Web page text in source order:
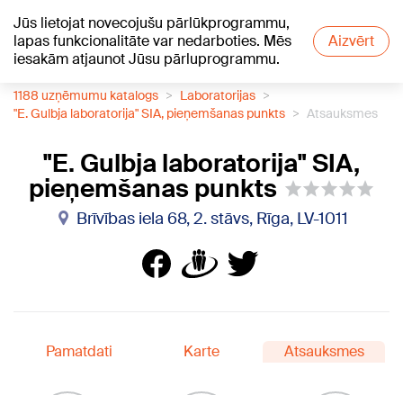
Jūs lietojat novecojušu pārlūkprogrammu,
lapas funkcionalitāte var nedarboties. Mēs
iesakām atjaunot Jūsu pārluprogrammu.
Aizvērt
+19°C
1188 uzņēmumu katalogs
Laboratorijas
"E. Gulbja laboratorija" SIA, pieņemšanas punkts
Atsauksmes
"E. Gulbja laboratorija" SIA,
pieņemšanas punkts
Brīvības iela 68, 2. stāvs, Rīga, LV-1011
Pamatdati Karte Atsauksmes